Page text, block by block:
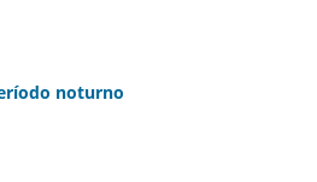
noturno